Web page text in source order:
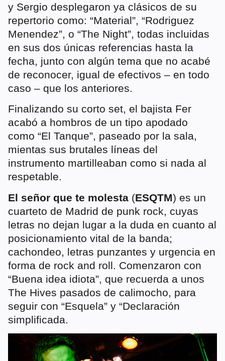
y Sergio desplegaron ya clásicos de su
repertorio como: “Material”, “Rodriguez
Menendez”, o “The Night”, todas incluidas
en sus dos únicas referencias hasta la
fecha, junto con algún tema que no acabé
de reconocer, igual de efectivos – en todo
caso – que los anteriores.
Finalizando su corto set, el bajista Fer
acabó a hombros de un tipo apodado
como “El Tanque”, paseado por la sala,
mientas sus brutales líneas del
instrumento martilleaban como si nada al
respetable.
El señor que te molesta (ESQTM) es un
cuarteto de Madrid de punk rock, cuyas
letras no dejan lugar a la duda en cuanto al
posicionamiento vital de la banda;
cachondeo, letras punzantes y urgencia en
forma de rock and roll. Comenzaron con
“Buena idea idiota”, que recuerda a unos
The Hives pasados de calimocho, para
seguir con “Esquela” y “Declaración
simplificada.